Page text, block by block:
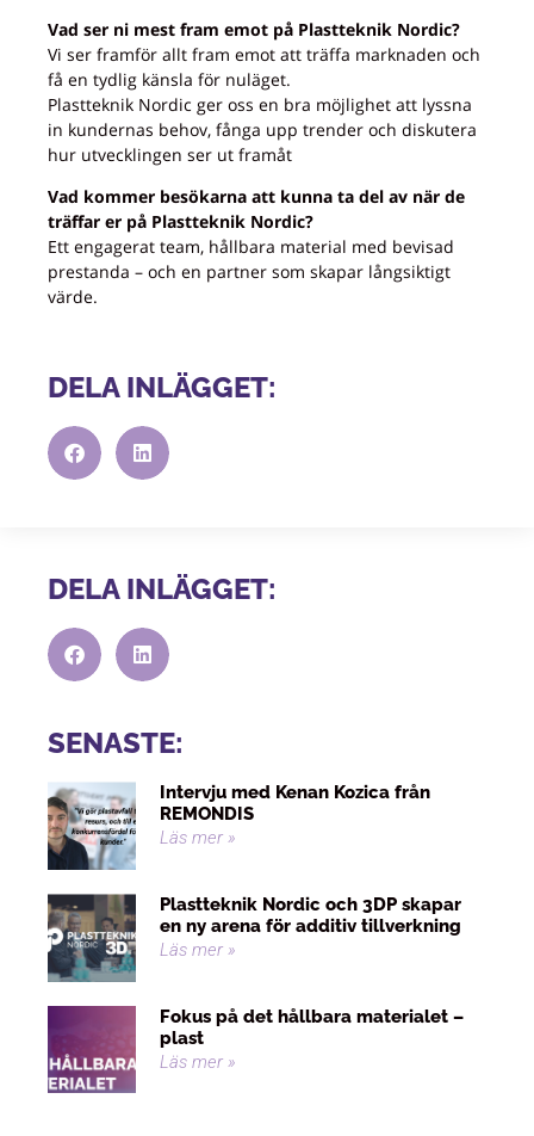
Vad ser ni mest fram emot på Plastteknik Nordic?
Vi ser framför allt fram emot att träffa marknaden och
få en tydlig känsla för nuläget.
Plastteknik Nordic ger oss en bra möjlighet att lyssna
in kundernas behov, fånga upp trender och diskutera
hur utvecklingen ser ut framåt
Vad kommer besökarna att kunna ta del av när de
träffar er på Plastteknik Nordic?
Ett engagerat team, hållbara material med bevisad
prestanda – och en partner som skapar långsiktigt
värde.
DELA INLÄGGET:
DELA INLÄGGET:
SENASTE:
Intervju med Kenan Kozica från
REMONDIS
Läs mer »
Plastteknik Nordic och 3DP skapar
en ny arena för additiv tillverkning
Läs mer »
Fokus på det hållbara materialet –
plast
Läs mer »